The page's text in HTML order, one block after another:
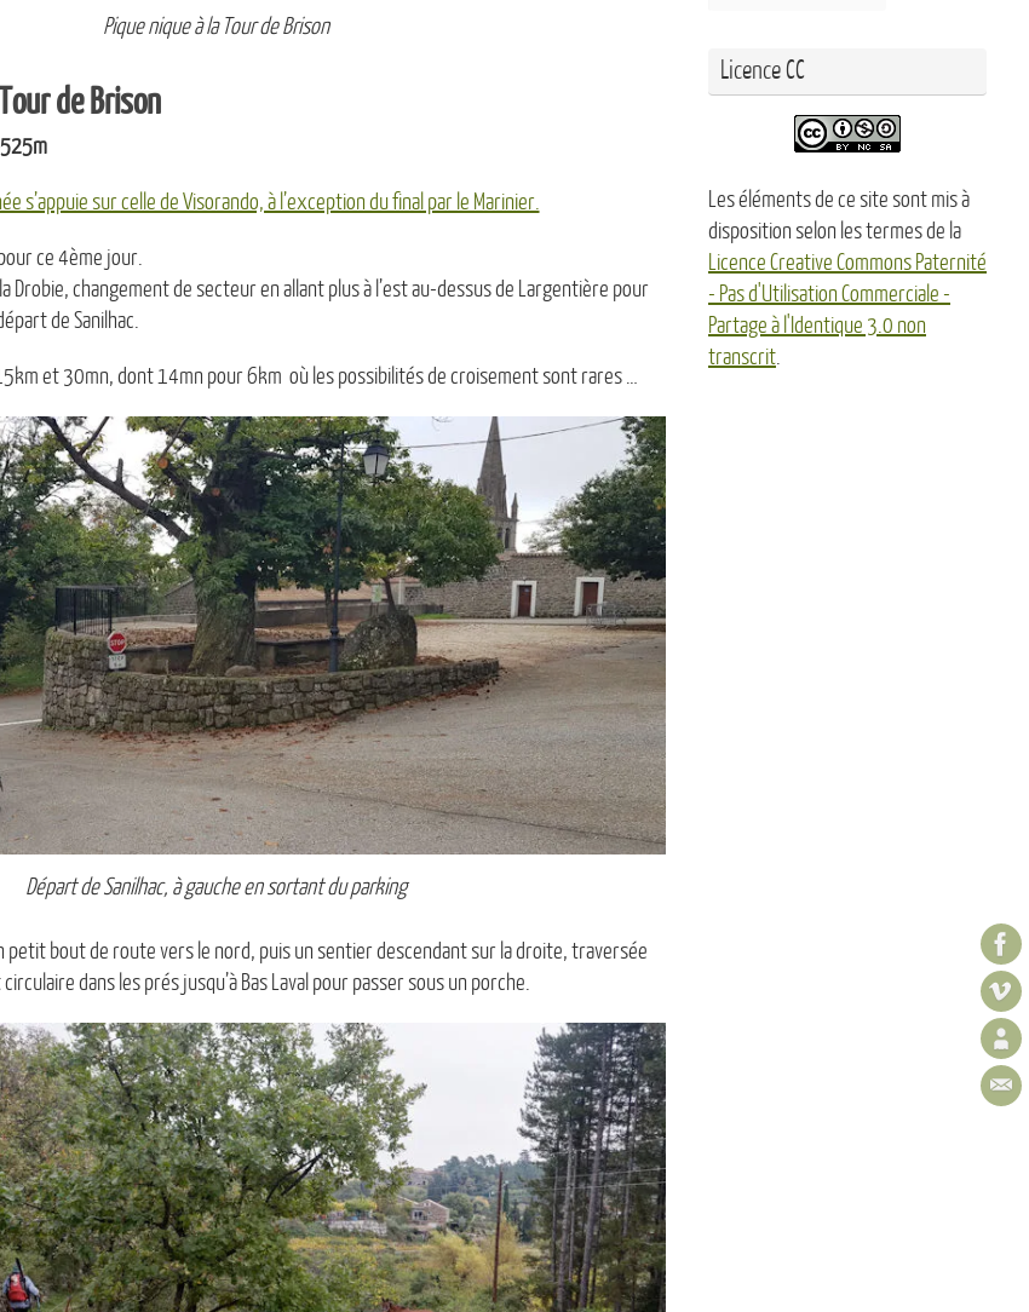
Pique nique à la Tour de Brison
de Brison
s’appuie sur celle de Visorando, à l’exception du final par le Marinier.
ce 4ème jour.
Drobie, changement de secteur en allant plus à l’est au-dessus de Largentière pour
de Sanilhac.
et 30mn, dont 14mn pour 6km où les possibilités de croisement sont rares …
Départ de Sanilhac, à gauche en sortant du parking
petit bout de route vers le nord, puis un sentier descendant sur la droite, traversée
dans les prés jusqu’à Bas Laval pour passer sous un porche.
Licence CC
Les éléments de ce site sont mis à
disposition selon les termes de la
Licence Creative Commons Paternité
- Pas d'Utilisation Commerciale -
Partage à l'Identique 3.0 non
transcrit